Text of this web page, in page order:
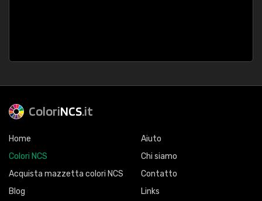
ColoriNCS.it
Home
Colori NCS
Acquista mazzetta colori NCS
Blog
Aiuto
Chi siamo
Contatto
Links